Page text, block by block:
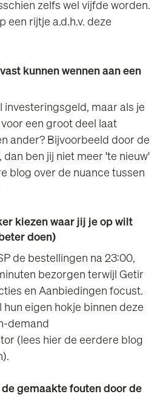
zelfs wel vijfde worden.
een rijtje a.d.h.v. deze
kunnen wennen aan een
investeringsgeld, maar als je
een groot deel laat
ander? Bijvoorbeeld door de
ben jij niet meer 'te nieuw'
blog over de nuance tussen
kiezen waar jij je op wilt
doen)
de bestellingen na 23:00,
bezorgen terwijl Getir
en Aanbiedingen focust.
hun eigen hokje binnen deze
demand
(lees hier de eerdere blog
de gemaakte fouten door de